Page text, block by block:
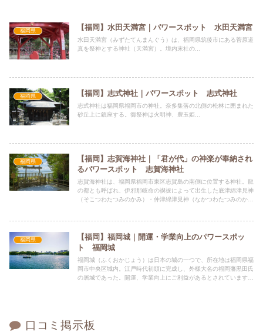
福岡県 【福岡】水田天満宮｜パワースポット 水田天満宮
水田天満宮（みずたてんまんぐう）は、福岡県筑後市にある菅原道
真を祭神とする神社（天満宮）。境内末社の...
福岡県 【福岡】志式神社｜パワースポット 志式神社
志式神社は福岡県福岡市の神社。奈多集落の北側の松林に囲まれた
砂丘上に鎮座する。御祭神は火明神、豊玉姫...
福岡県
【福岡】志賀海神社｜「君が代」の神楽が奉納され
るパワースポット 志賀海神社
志賀海神社は、福岡県福岡市東区志賀島の南側に位置する神社。龍
の都とも呼ばれ、伊邪那岐命の禊祓によって出生した底津綿津見神
（そこつわたつみのかみ）・仲津綿津見神（なかつわたつみのか
福岡県
【福岡】福岡城｜開運・学業向上のパワースポッ
ト 福岡城
福岡城（ふくおかじょう）は日本の城の一つで、所在地は福岡県福
岡市中央区城内。江戸時代初頭に完成し、外様大名の福岡藩黒田氏
の居城であった。開運、学業向上にご利益があるとされています。
口コミ掲示板